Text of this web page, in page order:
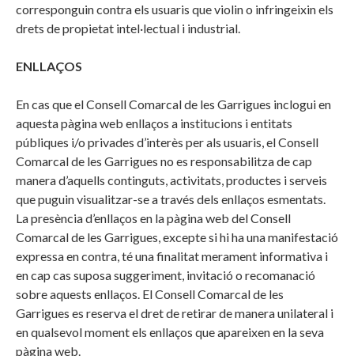
corresponguin contra els usuaris que violin o infringeixin els
drets de propietat intel·lectual i industrial.
ENLLAÇOS
En cas que el Consell Comarcal de les Garrigues inclogui en
aquesta pàgina web enllaços a institucions i entitats
públiques i/o privades d’interès per als usuaris, el Consell
Comarcal de les Garrigues no es responsabilitza de cap
manera d’aquells continguts, activitats, productes i serveis
que puguin visualitzar-se a través dels enllaços esmentats.
La presència d’enllaços en la pàgina web del Consell
Comarcal de les Garrigues, excepte si hi ha una manifestació
expressa en contra, té una finalitat merament informativa i
en cap cas suposa suggeriment, invitació o recomanació
sobre aquests enllaços. El Consell Comarcal de les
Garrigues es reserva el dret de retirar de manera unilateral i
en qualsevol moment els enllaços que apareixen en la seva
pàgina web.